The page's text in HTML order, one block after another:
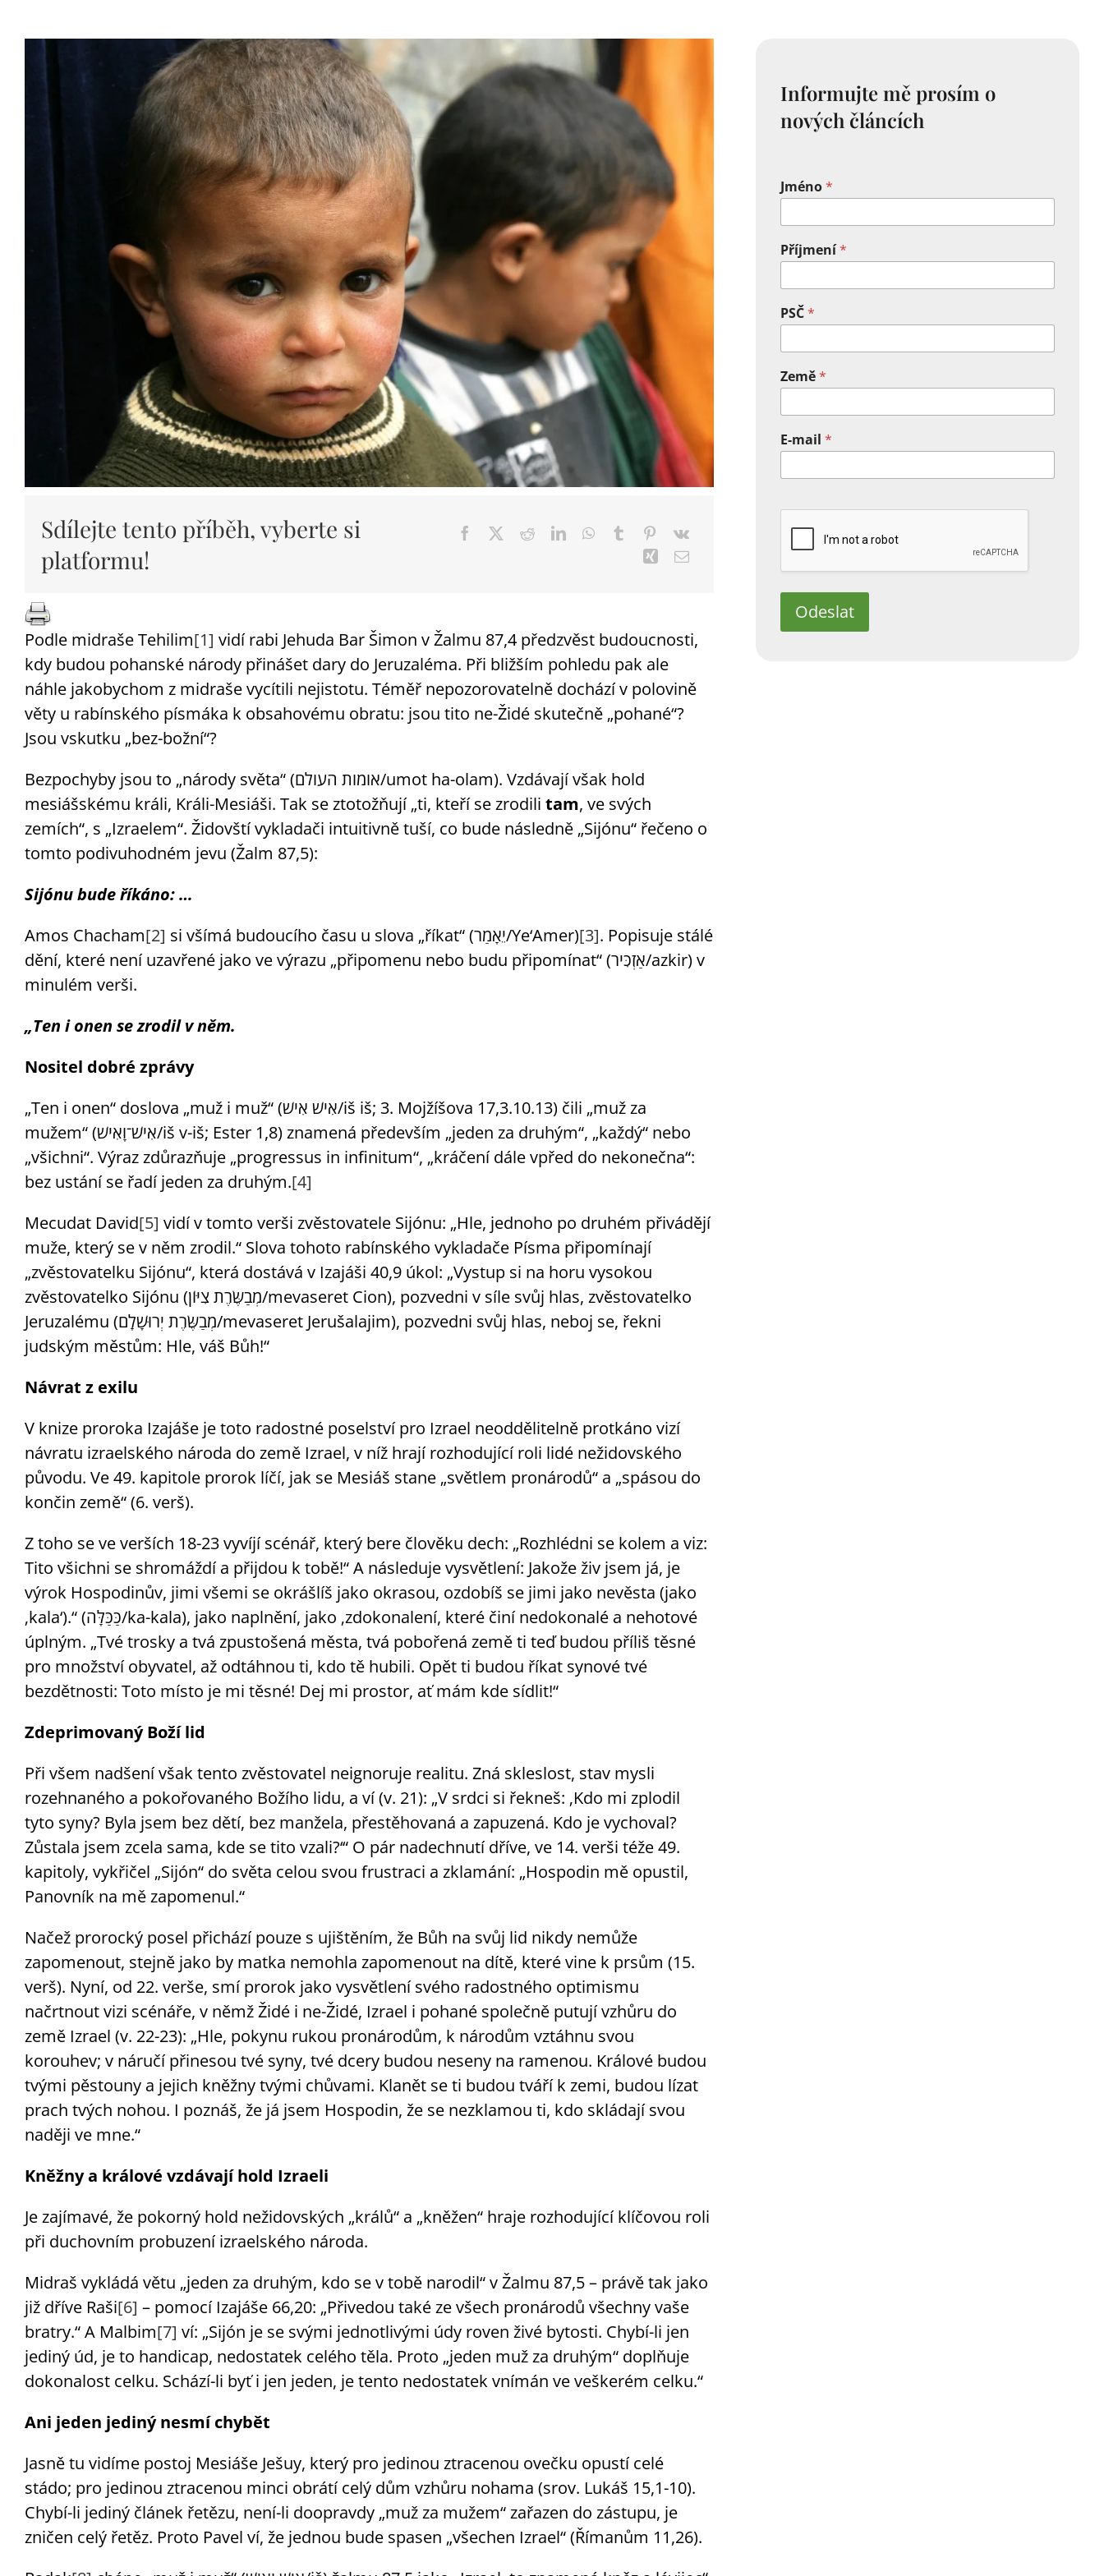
Sdílejte tento příběh, vyberte si
platformu!
Podle midraše Tehilim[1] vidí rabi Jehuda Bar Šimon v Žalmu 87,4 předzvěst budoucnosti,
kdy budou pohanské národy přinášet dary do Jeruzaléma. Při bližším pohledu pak ale
náhle jakobychom z midraše vycítili nejistotu. Téměř nepozorovatelně dochází v polovině
věty u rabínského písmáka k obsahovému obratu: jsou tito ne-Židé skutečně „pohané“?
Jsou vskutku „bez-božní“?
Bezpochyby jsou to „národy světa“ (אומות העולם/umot ha-olam). Vzdávají však hold
mesiášskému králi, Králi-Mesiáši. Tak se ztotožňují „ti, kteří se zrodili tam, ve svých
zemích“, s „Izraelem“. Židovští vykladači intuitivně tuší, co bude následně „Sijónu“ řečeno o
tomto podivuhodném jevu (Žalm 87,5):
Sijónu bude říkáno: …
Amos Chacham[2] si všímá budoucího času u slova „říkat“ (יֵאָמַר/Ye‘Amer)[3]. Popisuje stálé
dění, které není uzavřené jako ve výrazu „připomenu nebo budu připomínat“ (אַזְכִּיר/azkir) v
minulém verši.
„Ten i onen se zrodil v něm.
Nositel dobré zprávy
„Ten i onen“ doslova „muž i muž“ (אִישׁ אִישׁ/iš iš; 3. Mojžíšova 17,3.10.13) čili „muž za
mužem“ (אִישׁ־וָאִישׁ/iš v-iš; Ester 1,8) znamená především „jeden za druhým“, „každý“ nebo
„všichni“. Výraz zdůrazňuje „progressus in infinitum“, „kráčení dále vpřed do nekonečna“:
bez ustání se řadí jeden za druhým.[4]
Mecudat David[5] vidí v tomto verši zvěstovatele Sijónu: „Hle, jednoho po druhém přivádějí
muže, který se v něm zrodil.“ Slova tohoto rabínského vykladače Písma připomínají
„zvěstovatelku Sijónu“, která dostává v Izajáši 40,9 úkol: „Vystup si na horu vysokou
zvěstovatelko Sijónu (מְבַשֶּׂרֶת צִיּוֹן/mevaseret Cion), pozvedni v síle svůj hlas, zvěstovatelko
Jeruzalému (מְבַשֶּׂרֶת יְרוּשָׁלִָם/mevaseret Jerušalajim), pozvedni svůj hlas, neboj se, řekni
judským městům: Hle, váš Bůh!“
Návrat z exilu
V knize proroka Izajáše je toto radostné poselství pro Izrael neoddělitelně protkáno vizí
návratu izraelského národa do země Izrael, v níž hrají rozhodující roli lidé nežidovského
původu. Ve 49. kapitole prorok líčí, jak se Mesiáš stane „světlem pronárodů“ a „spásou do
končin země“ (6. verš).
Z toho se ve verších 18-23 vyvíjí scénář, který bere člověku dech: „Rozhlédni se kolem a viz:
Tito všichni se shromáždí a přijdou k tobě!“ A následuje vysvětlení: Jakože živ jsem já, je
výrok Hospodinův, jimi všemi se okrášlíš jako okrasou, ozdobíš se jimi jako nevěsta (jako
‚kala‘).“ (כַּכַּלָּה/ka-kala), jako naplnění, jako ‚zdokonalení, které činí nedokonalé a nehotové
úplným. „Tvé trosky a tvá zpustošená města, tvá pobořená země ti teď budou příliš těsné
pro množství obyvatel, až odtáhnou ti, kdo tě hubili. Opět ti budou říkat synové tvé
bezdětnosti: Toto místo je mi těsné! Dej mi prostor, ať mám kde sídlit!“
Zdeprimovaný Boží lid
Při všem nadšení však tento zvěstovatel neignoruje realitu. Zná skleslost, stav mysli
rozehnaného a pokořovaného Božího lidu, a ví (v. 21): „V srdci si řekneš: ‚Kdo mi zplodil
tyto syny? Byla jsem bez dětí, bez manžela, přestěhovaná a zapuzená. Kdo je vychoval?
Zůstala jsem zcela sama, kde se tito vzali?‘“ O pár nadechnutí dříve, ve 14. verši téže 49.
kapitoly, vykřičel „Sijón“ do světa celou svou frustraci a zklamání: „Hospodin mě opustil,
Panovník na mě zapomenul.“
Načež prorocký posel přichází pouze s ujištěním, že Bůh na svůj lid nikdy nemůže
zapomenout, stejně jako by matka nemohla zapomenout na dítě, které vine k prsům (15.
verš). Nyní, od 22. verše, smí prorok jako vysvětlení svého radostného optimismu
načrtnout vizi scénáře, v němž Židé i ne-Židé, Izrael i pohané společně putují vzhůru do
země Izrael (v. 22-23): „Hle, pokynu rukou pronárodům, k národům vztáhnu svou
korouhev; v náručí přinesou tvé syny, tvé dcery budou neseny na ramenou. Králové budou
tvými pěstouny a jejich kněžny tvými chůvami. Klanět se ti budou tváří k zemi, budou lízat
prach tvých nohou. I poznáš, že já jsem Hospodin, že se nezklamou ti, kdo skládají svou
naději ve mne.“
Kněžny a králové vzdávají hold Izraeli
Je zajímavé, že pokorný hold nežidovských „králů“ a „kněžen“ hraje rozhodující klíčovou roli
při duchovním probuzení izraelského národa.
Midraš vykládá větu „jeden za druhým, kdo se v tobě narodil“ v Žalmu 87,5 – právě tak jako
již dříve Raši[6] – pomocí Izajáše 66,20: „Přivedou také ze všech pronárodů všechny vaše
bratry.“ A Malbim[7] ví: „Sijón je se svými jednotlivými údy roven živé bytosti. Chybí-li jen
jediný úd, je to handicap, nedostatek celého těla. Proto „jeden muž za druhým“ doplňuje
dokonalost celku. Schází-li byť i jen jeden, je tento nedostatek vnímán ve veškerém celku.“
Ani jeden jediný nesmí chybět
Jasně tu vidíme postoj Mesiáše Ješuy, který pro jedinou ztracenou ovečku opustí celé
stádo; pro jedinou ztracenou minci obrátí celý dům vzhůru nohama (srov. Lukáš 15,1-10).
Chybí-li jediný článek řetězu, není-li doopravdy „muž za mužem“ zařazen do zástupu, je
zničen celý řetěz. Proto Pavel ví, že jednou bude spasen „všechen Izrael“ (Římanům 11,26).
Informujte mě prosím o
nových článcích
Jméno*
Příjmení*
PSČ*
Země*
E-mail*
Odeslat